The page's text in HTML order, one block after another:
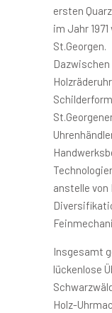
ersten
im Jahr
St.Georgen.
anstelle von
Insgesamt
lückenlose
Holz-